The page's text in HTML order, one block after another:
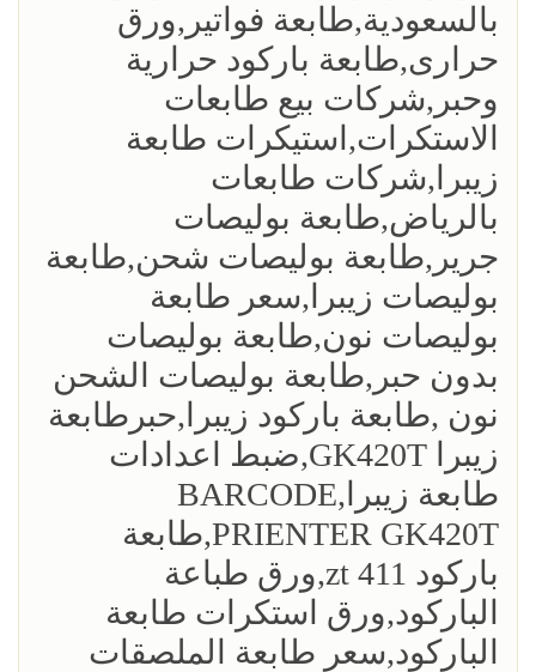
بالسعودية,طابعة فواتير,ورق
حرارى,طابعة باركود حرارية
وحبر,شركات بيع طابعات
الاستكرات,استيكرات طابعة
زيبرا,شركات طابعات
بالرياض,طابعة بوليصات
جرير,طابعة بوليصات شحن,طابعة
بوليصات زيبرا,سعر طابعة
بوليصات نون,طابعة بوليصات
بدون حبر,طابعة بوليصات الشحن
نون ,طابعة باركود زيبرا,حبرطابعة
زيبرا GK420T,ضبط اعدادات
طابعة زيبرا,BARCODE
PRIENTER GK420T,طابعة
باركود zt 411,ورق طباعة
الباركود,ورق استكرات طابعة
الباركود,سعر طابعة الملصقات